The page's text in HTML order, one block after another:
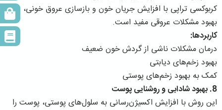
کربوکسی تراپی با افزایش جریان خون و بازسازی عروق خونی، در
بهبود مشکلات عروقی مفید است.
کاربردها:
درمان مشکلات ناشی از گردش خون ضعیف
بهبود زخم‌های دیابتی
کمک به بهبود زخم‌های پوستی
8. بهبود شادابی و روشنایی پوست
این روش با افزایش اکسیژن‌رسانی به سلول‌های پوستی، پوست را